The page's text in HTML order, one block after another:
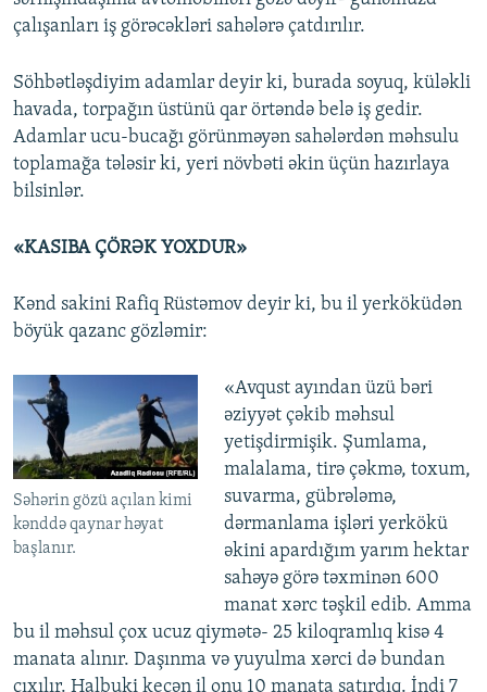
çalışanları iş görəcəkləri sahələrə çatdırılır.
Söhbətləşdiyim adamlar deyir ki, burada soyuq, küləkli
havada, torpağın üstünü qar örtəndə belə iş gedir.
Adamlar ucu-bucağı görünməyən sahələrdən məhsulu
toplamağa tələsir ki, yeri növbəti əkin üçün hazırlaya
bilsinlər.
«KASIBA ÇÖRƏK YOXDUR»
Kənd sakini Rafiq Rüstəmov deyir ki, bu il yerköküdən
böyük qazanc gözləmir:
Səhərin gözü açılan kimi
kənddə qaynar həyat
başlanır.
«Avqust ayından üzü bəri
əziyyət çəkib məhsul
yetişdirmişik. Şumlama,
malalama, tirə çəkmə, toxum,
suvarma, gübrələmə,
dərmanlama işləri yerkökü
əkini apardığım yarım hektar
sahəyə görə təxminən 600
manat xərc təşkil edib. Amma
bu il məhsul çox ucuz qiymətə- 25 kiloqramlıq kisə 4
manata alınır. Daşınma və yuyulma xərci də bundan
çıxılır. Halbuki keçən il onu 10 manata satırdıq. İndi 7